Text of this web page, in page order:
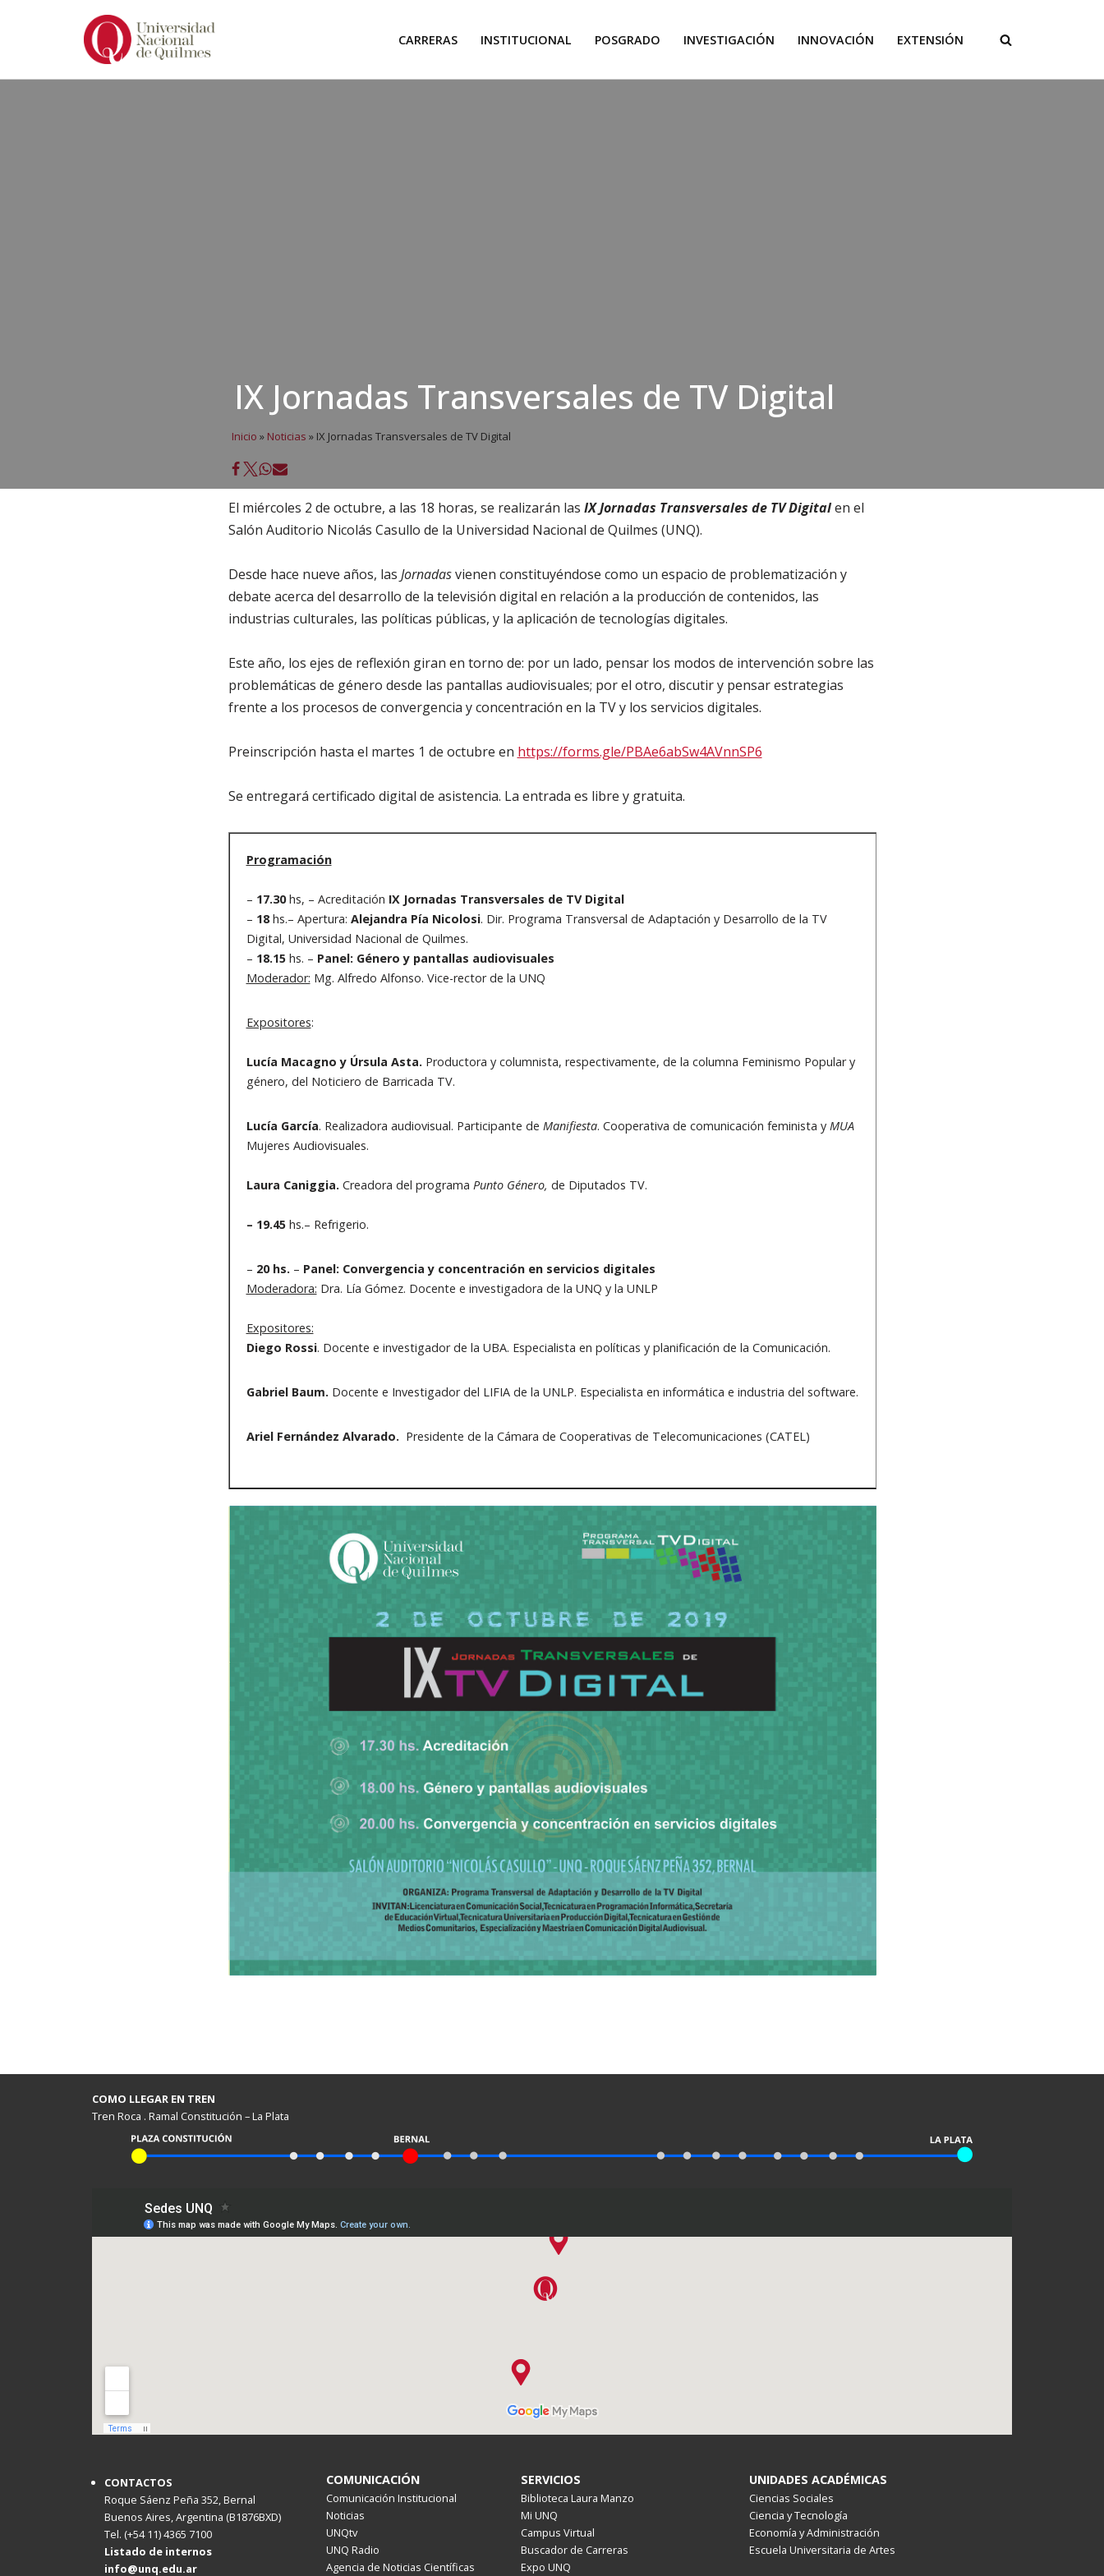
CARRERAS INSTITUCIONAL POSGRADO INVESTIGACIÓN INNOVACIÓN EXTENSIÓN
IX Jornadas Transversales de TV Digital
Inicio » Noticias » IX Jornadas Transversales de TV Digital
El miércoles 2 de octubre, a las 18 horas, se realizarán las IX Jornadas Transversales de TV Digitalen el
Salón Auditorio Nicolás Casullo de la Universidad Nacional de Quilmes (UNQ).
Desde hace nueve años, las Jornadasvienen constituyéndose como un espacio de problematización y
debate acerca del desarrollo de la televisión digital en relación a la producción de contenidos, las
industrias culturales, las políticas públicas, y la aplicación de tecnologías digitales.
Este año, los ejes de reflexión giran en torno de: por un lado, pensar los modos de intervención sobre las
problemáticas de género desde las pantallas audiovisuales; por el otro, discutir y pensar estrategias
frente a los procesos de convergencia y concentración en la TV y los servicios digitales.
Preinscripción hasta el martes 1 de octubre en https://forms.gle/PBAe6abSw4AVnnSP6
Se entregará certificado digital de asistencia. La entrada es libre y gratuita.
Programación
– 17.30hs, – Acreditación IX Jornadas Transversales de TV Digital
– 18hs.– Apertura: Alejandra Pía Nicolosi. Dir. Programa Transversal de Adaptación y Desarrollo de la TV
Digital, Universidad Nacional de Quilmes.
– 18.15hs. – Panel: Género y pantallas audiovisuales
Moderador: Mg. Alfredo Alfonso. Vice-rector de la UNQ
Expositores:
Lucía Macagno y Úrsula Asta. Productora y columnista, respectivamente, de la columna Feminismo Popular y
género, del Noticiero de Barricada TV.
Lucía García. Realizadora audiovisual. Participante de Manifiesta. Cooperativa de comunicación feminista y MUA
Mujeres Audiovisuales.
Laura Caniggia. Creadora del programa Punto Género, de Diputados TV.
– 19.45hs.– Refrigerio.
– 20 hs. – Panel: Convergencia y concentración en servicios digitales
Moderadora: Dra. Lía Gómez. Docente e investigadora de la UNQ y la UNLP
Expositores:
Diego Rossi. Docente e investigador de la UBA. Especialista en políticas y planificación de la Comunicación.
Gabriel Baum. Docente e Investigador del LIFIA de la UNLP. Especialista en informática e industria del software.
Ariel Fernández Alvarado. Presidente de la Cámara de Cooperativas de Telecomunicaciones (CATEL)
COMO LLEGAR EN TREN
Tren Roca . Ramal Constitución – La Plata
CONTACTOS
Roque Sáenz Peña 352, Bernal
Buenos Aires, Argentina (B1876BXD)
Tel. (+54 11) 4365 7100
Listado de internos
info@unq.edu.ar
COMUNICACIÓN
Comunicación Institucional
Noticias
UNQtv
UNQ Radio
Agencia de Noticias Científicas
SERVICIOS
Biblioteca Laura Manzo
Mi UNQ
Campus Virtual
Buscador de Carreras
Expo UNQ
UNIDADES ACADÉMICAS
Ciencias Sociales
Ciencia y Tecnología
Economía y Administración
Escuela Universitaria de Artes